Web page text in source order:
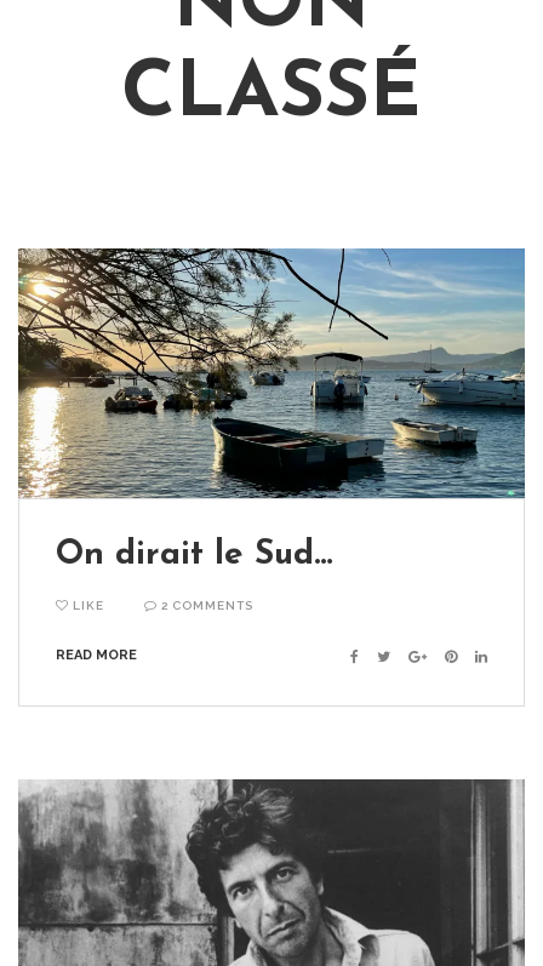
CLASSÉ
On dirait le Sud…
LIKE 2 COMMENTS
READ MORE Facebook
TwitterGoogle+PinterestLinkedin